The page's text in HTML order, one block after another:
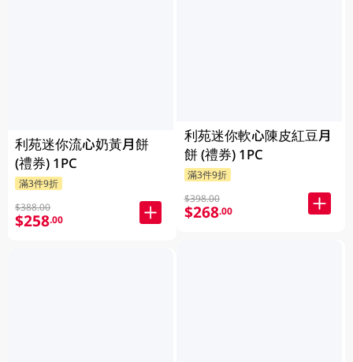
利苑迷你流心奶黃月餅
(禮券) 1PC
滿3件9折
$388.00
$258.00
利苑迷你軟心陳皮紅豆月
餅 (禮券) 1PC
滿3件9折
$398.00
$268.00